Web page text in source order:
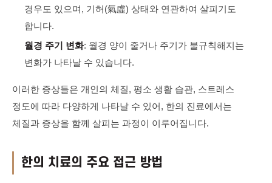
경우도 있으며, 기허(氣虛) 상태와 연관하여 살피기도
합니다.
월경 주기 변화: 월경 양이 줄거나 주기가 불규칙해지는
변화가 나타날 수 있습니다.
이러한 증상들은 개인의 체질, 평소 생활 습관, 스트레스
정도에 따라 다양하게 나타날 수 있어, 한의 진료에서는
체질과 증상을 함께 살피는 과정이 이루어집니다.
한의 치료의 주요 접근 방법